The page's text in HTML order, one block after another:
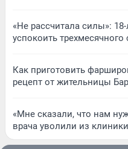
«Не рассчитала силы»:
успокоить
Как приготовить
рецепт от жительницы
«Мне сказали, что нам
врача уволили из